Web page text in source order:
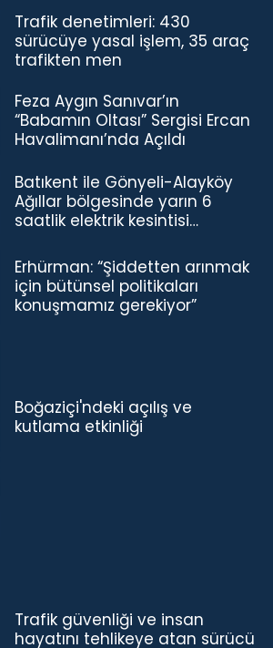
Trafik denetimleri: 430
sürücüye yasal işlem, 35 araç
trafikten men
Feza Aygın Sanıvar’ın
“Babamın Oltası” Sergisi Ercan
Havalimanı’nda Açıldı
Batıkent ile Gönyeli-Alayköy
Ağıllar bölgesinde yarın 6
saatlik elektrik kesintisi…
Erhürman: “Şiddetten arınmak
için bütünsel politikaları
konuşmamız gerekiyor”
Boğaziçi'ndeki açılış ve
kutlama etkinliği
Trafik güvenliği ve insan
hayatını tehlikeye atan sürücü